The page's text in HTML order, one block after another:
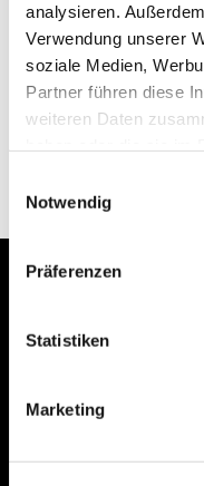
analysieren.
Verwendung unserer
soziale Medien,
Partner führen diese
weiteren Daten
Notwendig
Präferenzen
Statistiken
Marketing